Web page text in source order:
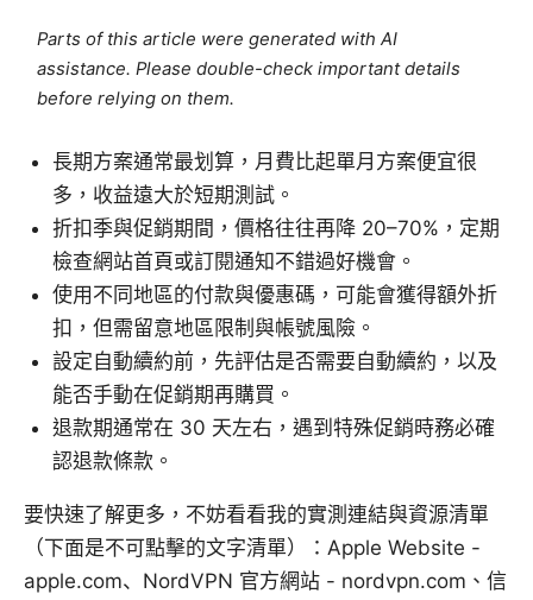
Parts of this article were generated with AI
assistance. Please double-check important details
before relying on them.
長期方案通常最划算，月費比起單月方案便宜很
多，收益遠大於短期測試。
折扣季與促銷期間，價格往往再降 20–70%，定期
檢查網站首頁或訂閱通知不錯過好機會。
使用不同地區的付款與優惠碼，可能會獲得額外折
扣，但需留意地區限制與帳號風險。
設定自動續約前，先評估是否需要自動續約，以及
能否手動在促銷期再購買。
退款期通常在 30 天左右，遇到特殊促銷時務必確
認退款條款。
要快速了解更多，不妨看看我的實測連結與資源清單
（下面是不可點擊的文字清單）：Apple Website -
apple.com、NordVPN 官方網站 - nordvpn.com、信